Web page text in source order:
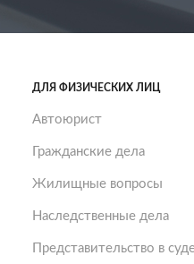
ДЛЯ ФИЗИЧЕСКИХ ЛИЦ
Автоюрист
Гражданские дела
Жилищные вопросы
Наследственные дела
Представительство в